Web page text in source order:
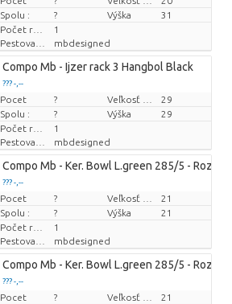
Spolu :
? Výška
31
Počet rastlín/črepník
1
mbdesigned
Compo Mb - Ijzer rack 3 Hangbol Black
??? -,--
Cena za kus
Pocet ?
29
Spolu :
? Výška
29
Počet rastlín/črepník
1
mbdesigned
Compo Mb - Ker. Bowl L.green 285/5 - Roze/
??? -,--
Cena za kus
Pocet ?
21
Spolu :
? Výška
21
Počet rastlín/črepník
1
mbdesigned
Compo Mb - Ker. Bowl L.green 285/5 - Roze/
??? -,--
Cena za kus
Pocet ?
21